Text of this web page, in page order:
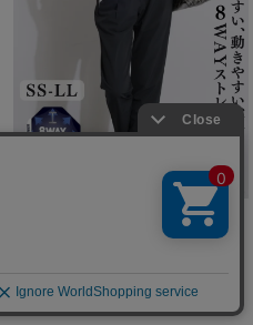
【8WAYストレッチ】ウエストロ
￥10,010税込
絞り込む